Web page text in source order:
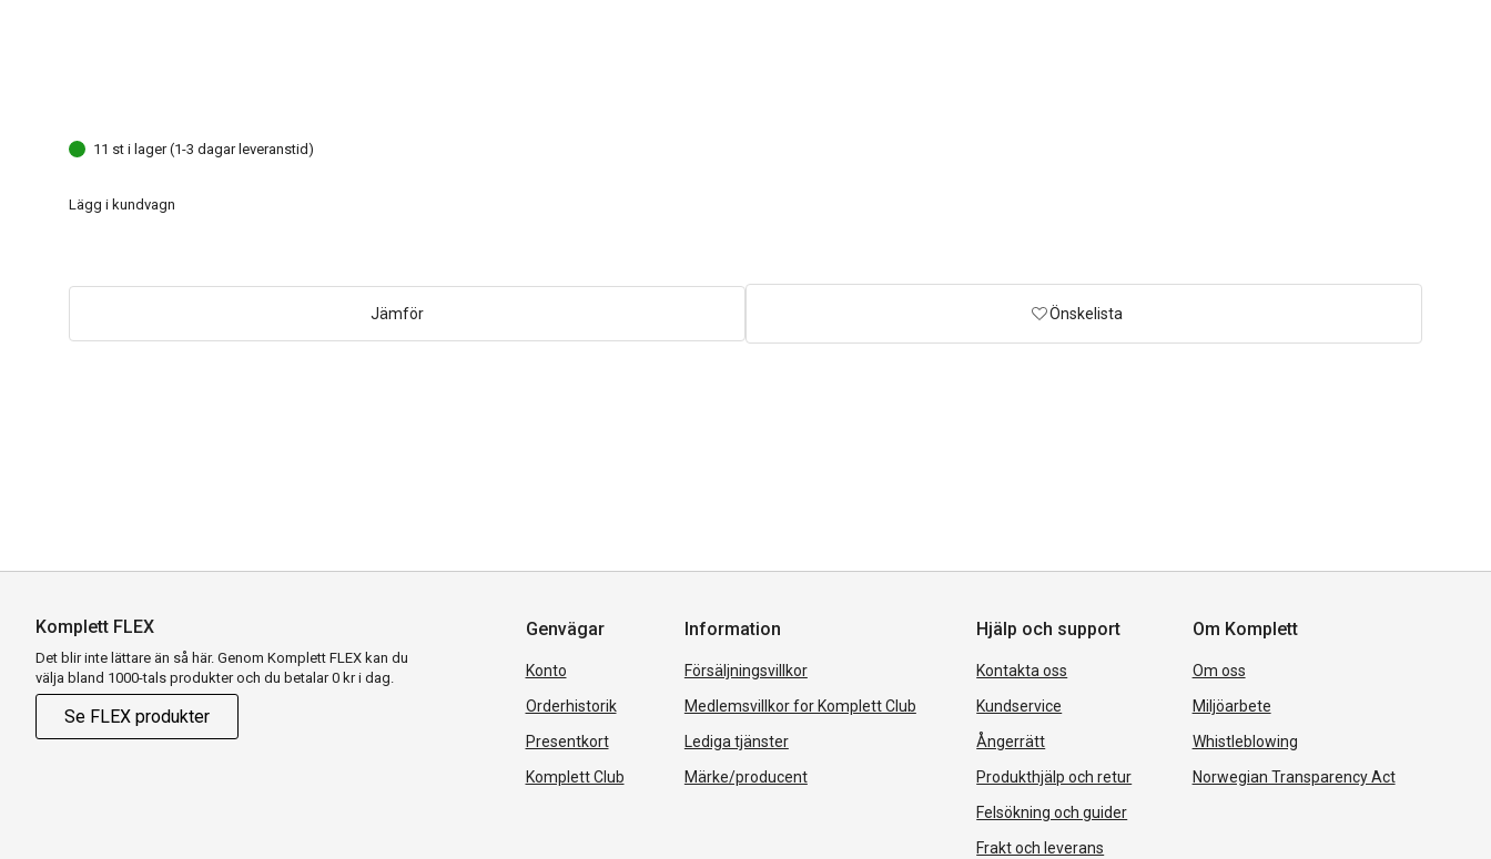
11 st i lager (1-3 dagar leveranstid)
Lägg i kundvagn
Jämför Önskelista
Komplett FLEX
Det blir inte lättare än så här. Genom Komplett FLEX kan du
välja bland 1000-tals produkter och du betalar 0 kr i dag.
Se FLEX produkter
Genvägar
Konto
Orderhistorik
Presentkort
Komplett Club
Information
Försäljningsvillkor
Medlemsvillkor for Komplett Club
Lediga tjänster
Märke/producent
Hjälp och support
Kontakta oss
Kundservice
Ångerrätt
Produkthjälp och retur
Felsökning och guider
Frakt och leverans
Om Komplett
Om oss
Miljöarbete
Whistleblowing
Norwegian Transparency Act